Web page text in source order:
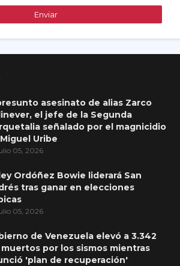
asesinato de alias Zarco
el jefe de la Segunda
señalado por el magnicidio
Uribe
05, 2026
Ordóñez Bowie liderará San
tras ganar en elecciones
05, 2026
de Venezuela elevó a 3.342
muertos por los sismos mientras
'plan de recuperación'